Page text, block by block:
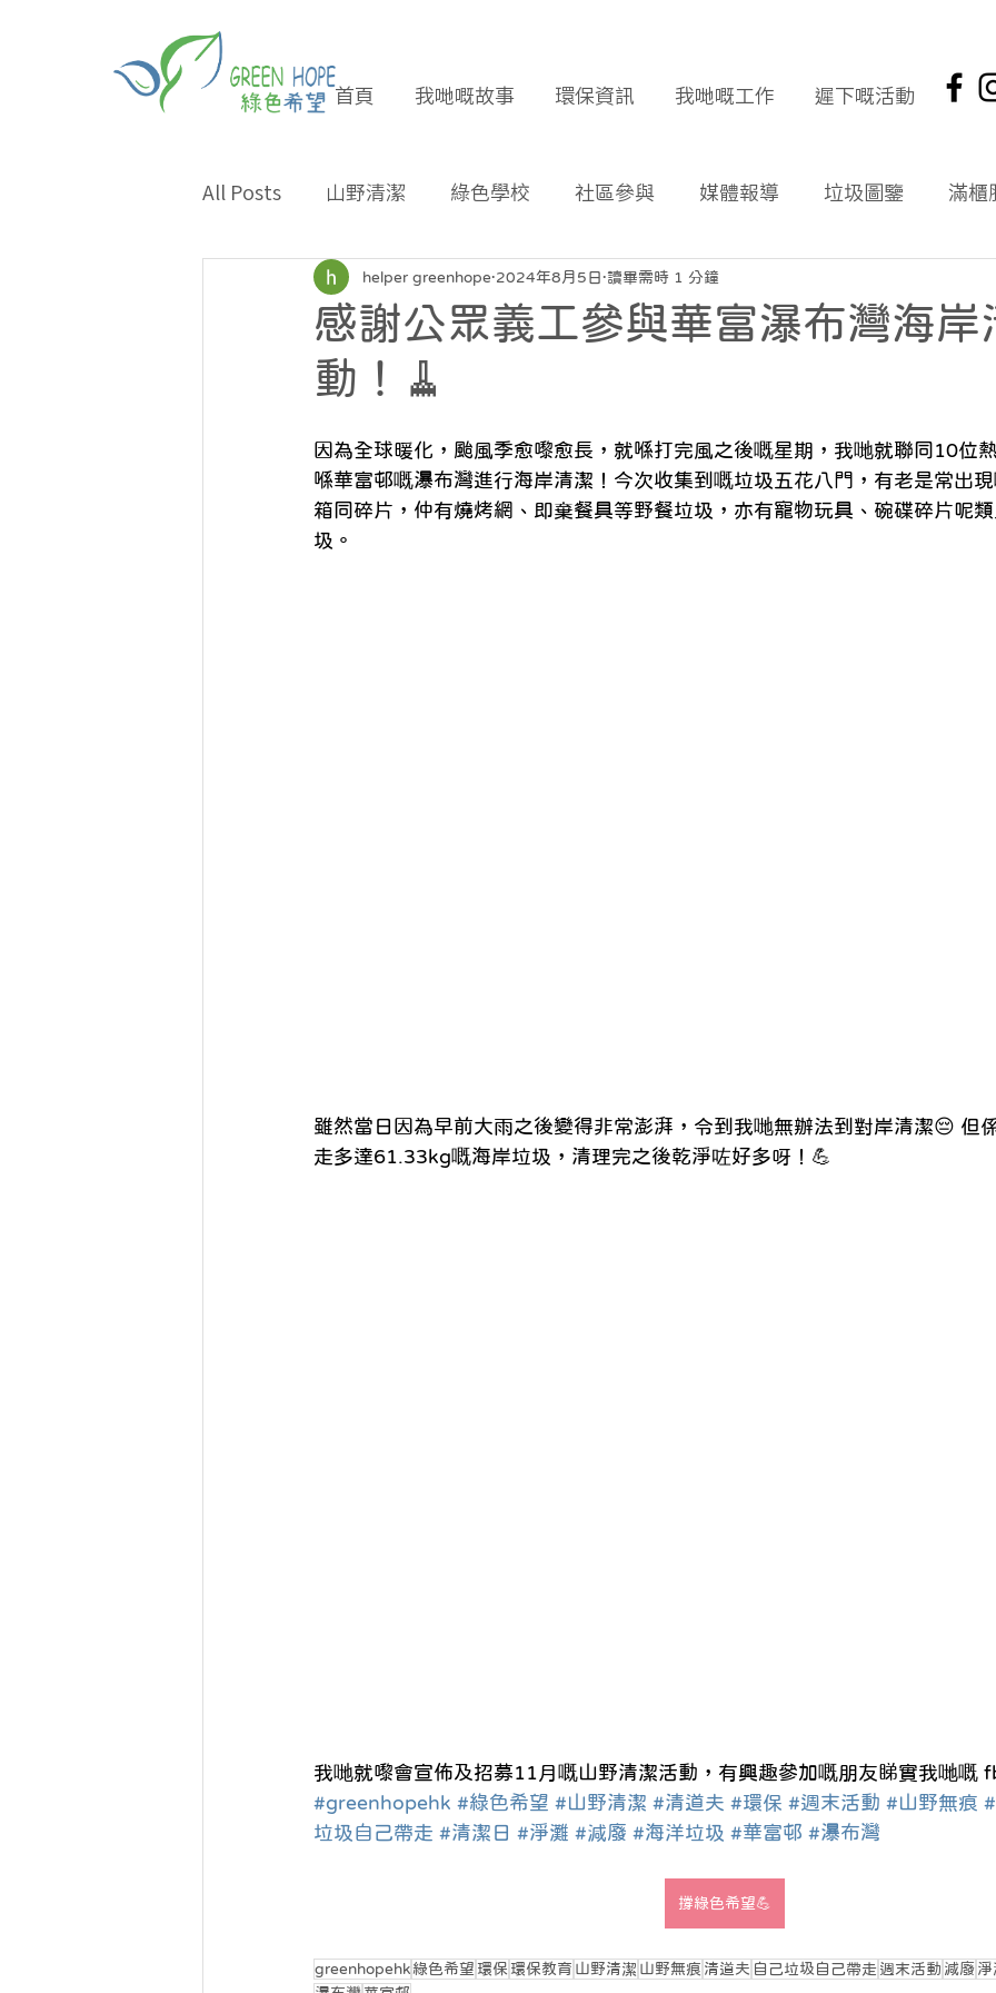
首頁 我哋嘅故事 環保資訊 我哋嘅工作 遲下嘅活動
All Posts 山野清潔 綠色學校 社區參與 媒體報導 垃圾圖鑒 滿櫃
專題報導 合作夥伴 社區報 環保新聞回顧
環保小貼士 招長期義工
感謝公眾義工參與華富瀑布灣海岸
動！🧹
helper greenhope 2024年8月5日 讀畢需時 1 分鐘
因為全球暖化，颱風季愈嚟愈長，就喺打完風之後嘅星期，我哋就聯同10位
喺華富邨嘅瀑布灣進行海岸清潔！今次收集到嘅垃圾五花八門，有老是常出
箱同碎片，仲有燒烤網、即棄餐具等野餐垃圾，亦有寵物玩具、碗碟碎片呢
圾。
雖然當日因為早前大雨之後變得非常澎湃️，令到我哋無辦法到對岸清潔😔 但
走多達61.33kg嘅海岸垃圾，清理完之後乾淨咗好多呀！💪
我哋就嚟會宣佈及招募11月嘅山野清潔活動，有興趣參加嘅朋友睇實我哋嘅
#greenhopehk #綠色希望 #山野清潔 #清道夫 #環保 #週末活動 #山野無痕
垃圾自己帶走 #清潔日 #淨灘 #減廢 #海洋垃圾 #華富邨 #瀑布灣
撐綠色希望💪
greenhopehk綠色希望 環保 環保教育 山野清潔 山野無痕 清道夫 自己垃圾自己帶走 週末活動 減廢 淨